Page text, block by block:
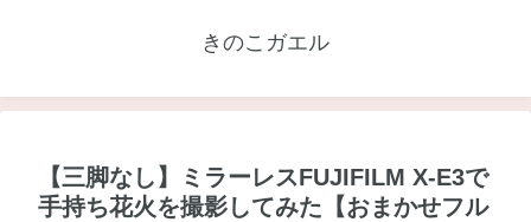
きのこガエル
【三脚なし】ミラーレスFUJIFILM X-E3で
手持ち花火を撮影してみた【おまかせフル